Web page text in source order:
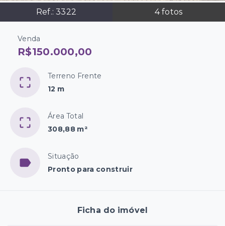
Ref.: 3322 4fotos
Venda
R$150.000,00
Terreno Frente
12 m
Área Total
308,88 m²
Situação
Pronto para construir
Ficha do imóvel